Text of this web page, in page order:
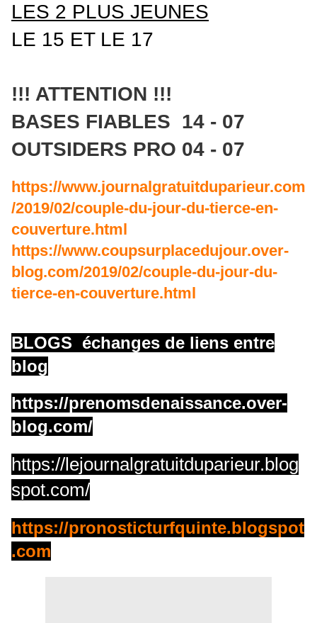
LES 2 PLUS JEUNES
LE 15 ET LE 17
!!! ATTENTION !!!
BASES FIABLES 14 - 07
OUTSIDERS PRO 04 - 07
https://www.journalgratuitduparieur.com
/2019/02/couple-du-jour-du-tierce-en-
couverture.html
https://www.coupsurplacedujour.over-
blog.com/2019/02/couple-du-jour-du-
tierce-en-couverture.html
BLOGS échanges de liens entre
blog
https://prenomsdenaissance.over-
blog.com/
https://lejournalgratuitduparieur.blog
spot.com/
https://pronosticturfquinte.blogspot
.com